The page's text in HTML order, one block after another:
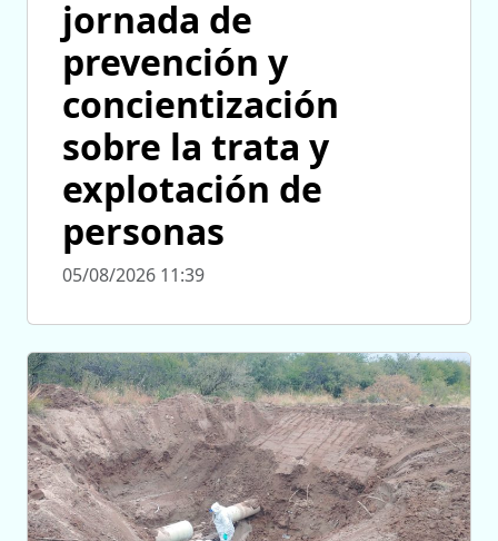
jornada de
prevención y
concientización
sobre la trata y
explotación de
personas
05/08/2026 11:39